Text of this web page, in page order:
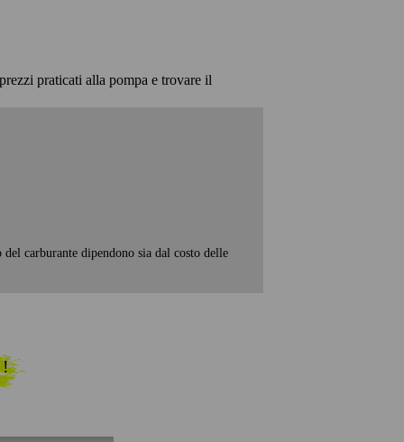
praticati alla pompa e trovare il
carburante dipendono sia dal costo delle
!